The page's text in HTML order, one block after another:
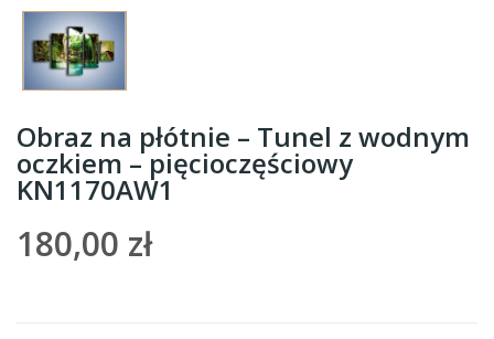
Obraz na płótnie – Tunel z wodnym
oczkiem – pięcioczęściowy
KN1170AW1
180,00 zł